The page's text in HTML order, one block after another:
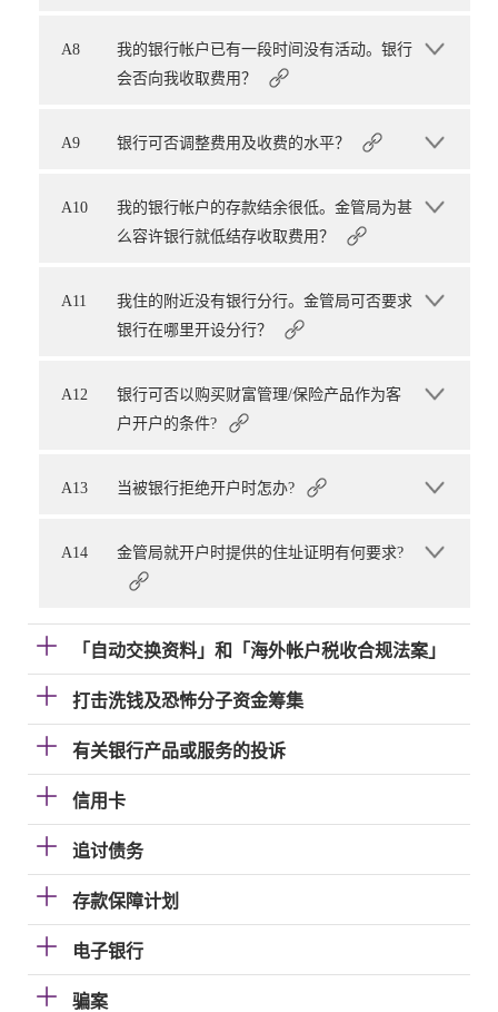
A8
我的银行帐户已有一段时间没有活动。银行
会否向我收取费用？
A9 银行可否调整费用及收费的水平？
A10
我的银行帐户的存款结余很低。金管局为甚
么容许银行就低结存收取费用？
A11
我住的附近没有银行分行。金管局可否要求
银行在哪里开设分行？
A12
银行可否以购买财富管理/保险产品作为客
户开户的条件?
A13 当被银行拒绝开户时怎办?
A14 金管局就开户时提供的住址证明有何要求?
「自动交换资料」和「海外帐户税收合规法案」
打击洗钱及恐怖分子资金筹集
有关银行产品或服务的投诉
信用卡
追讨债务
存款保障计划
电子银行
骗案